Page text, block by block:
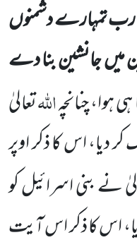
رب تمہارے دشمنوں
میں جانشین بنا دے
ہوا، چنانچہاللہتعالیٰ
دیا، اس کا ذکر اوپر
نے بنی اسرائیل کو
اس کا ذکر اس آیت